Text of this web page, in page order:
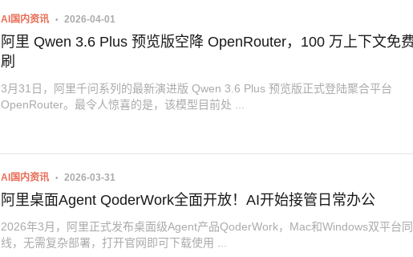
AI国内资讯 2026-04-01
阿里 Qwen 3.6 Plus 预览版空降 OpenRouter，100 万上下文免
刷
3月31日，阿里千问系列的最新演进版 Qwen 3.6 Plus 预览版正式登陆聚合平台
OpenRouter。最令人惊喜的是，该模型目前处 ...
AI国内资讯 2026-03-31
阿里桌面Agent QoderWork全面开放！AI开始接管日常办公
2026年3月，阿里正式发布桌面级Agent产品QoderWork，Mac和Windows双平台
线，无需复杂部署，打开官网即可下载使用 ...